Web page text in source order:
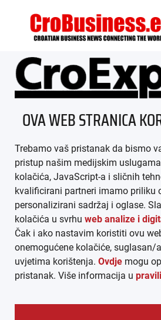
ÜBER UNS
AGB
ARHIVA
OVA WEB STRANICA
Trebamo vaš pristanak da bismo
pristup našim medijskim
kolačića, JavaScript-a i sličnih
kvalificirani partneri imamo priliku
personalizirani sadržaj i oglase.
kolačića u svrhu web analize i
Čak i ako nastavim koristiti ovu
onemogućene kolačiće, suglasan/
uvjetima korištenja. Ovdje mogu
pristanak. Više informacija u